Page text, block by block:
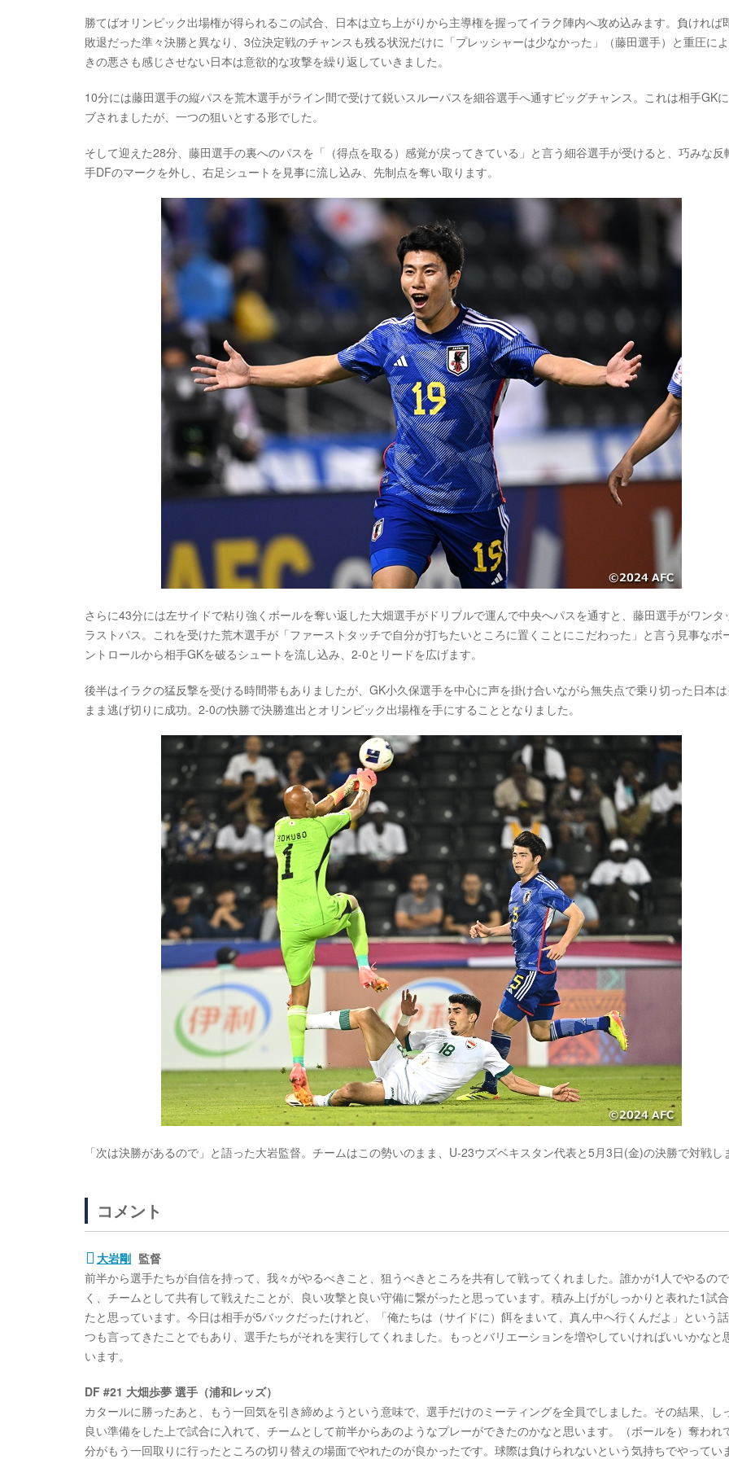
勝てばオリンピック出場権が得られるこの試合、日本は立ち上がりから主導権を握ってイラク陣内へ攻め込みます。負ければ
敗退だった準々決勝と異なり、3位決定戦のチャンスも残る状況だけに「プレッシャーは少なかった」（藤田選手）と重圧に
きの悪さも感じさせない日本は意欲的な攻撃を繰り返していきました。
10分には藤田選手の縦パスを荒木選手がライン間で受けて鋭いスルーパスを細谷選手へ通すビッグチャンス。これは相手GK
ブされましたが、一つの狙いとする形でした。
そして迎えた28分、藤田選手の裏へのパスを「（得点を取る）感覚が戻ってきている」と言う細谷選手が受けると、巧みな反
手DFのマークを外し、右足シュートを見事に流し込み、先制点を奪い取ります。
さらに43分には左サイドで粘り強くボールを奪い返した大畑選手がドリブルで運んで中央へパスを通すと、藤田選手がワンタ
ラストパス。これを受けた荒木選手が「ファーストタッチで自分が打ちたいところに置くことにこだわった」と言う見事なボ
ントロールから相手GKを破るシュートを流し込み、2-0とリードを広げます。
後半はイラクの猛反撃を受ける時間帯もありましたが、GK小久保選手を中心に声を掛け合いながら無失点で乗り切った日本
まま逃げ切りに成功。2-0の快勝で決勝進出とオリンピック出場権を手にすることとなりました。
「次は決勝があるので」と語った大岩監督。チームはこの勢いのまま、U-23ウズベキスタン代表と5月3日(金)の決勝で対戦し
コメント
大岩剛 監督
前半から選手たちが自信を持って、我々がやるべきこと、狙うべきところを共有して戦ってくれました。誰かが1人でやるの
く、チームとして共有して戦えたことが、良い攻撃と良い守備に繋がったと思っています。積み上げがしっかりと表れた1試
たと思っています。今日は相手が5バックだったけれど、「俺たちは（サイドに）餌をまいて、真ん中へ行くんだよ」という
つも言ってきたことでもあり、選手たちがそれを実行してくれました。もっとバリエーションを増やしていければいいかなと
います。
DF #21 大畑歩夢 選手（浦和レッズ）
カタールに勝ったあと、もう一回気を引き締めようという意味で、選手だけのミーティングを全員でしました。その結果、し
良い準備をした上で試合に入れて、チームとして前半からあのようなプレーができたのかなと思います。（ボールを）奪われ
分がもう一回取りに行ったところの切り替えの場面でやれたのが良かったです。球際は負けられないという気持ちでやってい